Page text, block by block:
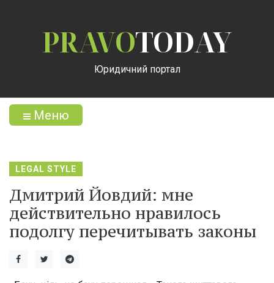
PRAVOTODAY
Юридичний портал
Меню
LEGAL STYLE
Дмитрий Йовдий: мне
действительно нравилось
подолгу перечитывать законы